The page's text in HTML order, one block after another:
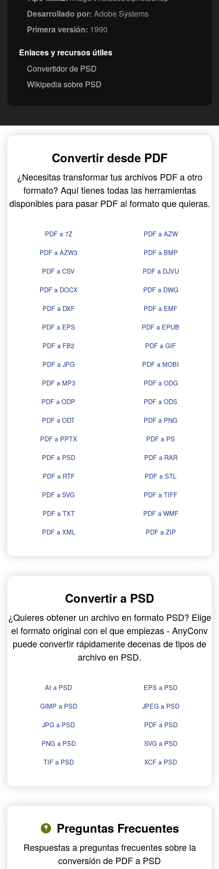
Desarrollado por: Adobe Systems
Primera versión: 1990
Enlaces y recursos útiles
Convertidor de PSD
Wikipedia sobre PSD
Convertir desde PDF
¿Necesitas transformar tus archivos PDF a otro
formato? Aquí tienes todas las herramientas
disponibles para pasar PDF al formato que quieras.
PDF a 7Z
PDF a AZW
PDF a AZW3
PDF a BMP
PDF a CSV
PDF a DJVU
PDF a DOCX
PDF a DWG
PDF a DXF
PDF a EMF
PDF a EPS
PDF a EPUB
PDF a FB2
PDF a GIF
PDF a JPG
PDF a MOBI
PDF a MP3
PDF a ODG
PDF a ODP
PDF a ODS
PDF a ODT
PDF a PNG
PDF a PPTX
PDF a PS
PDF a PSD
PDF a RAR
PDF a RTF
PDF a STL
PDF a SVG
PDF a TIFF
PDF a TXT
PDF a WMF
PDF a XML
PDF a ZIP
Convertir a PSD
¿Quieres obtener un archivo en formato PSD? Elige
el formato original con el que empiezas - AnyConv
puede convertir rápidamente decenas de tipos de
archivo en PSD.
AI a PSD
EPS a PSD
GIMP a PSD
JPEG a PSD
JPG a PSD
PDF a PSD
PNG a PSD
SVG a PSD
TIF a PSD
XCF a PSD
Preguntas Frecuentes
Respuestas a preguntas frecuentes sobre la
conversión de PDF a PSD